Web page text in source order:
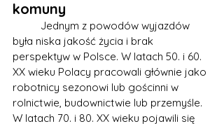
była niska jakość życia i brak
perspektyw w Polsce. W latach 50. i 60.
XX wieku Polacy pracowali głównie jako
robotnicy sezonowi lub gościnni w
rolnictwie, budownictwie lub przemyśle.
W latach 70. i 80. XX wieku pojawili się